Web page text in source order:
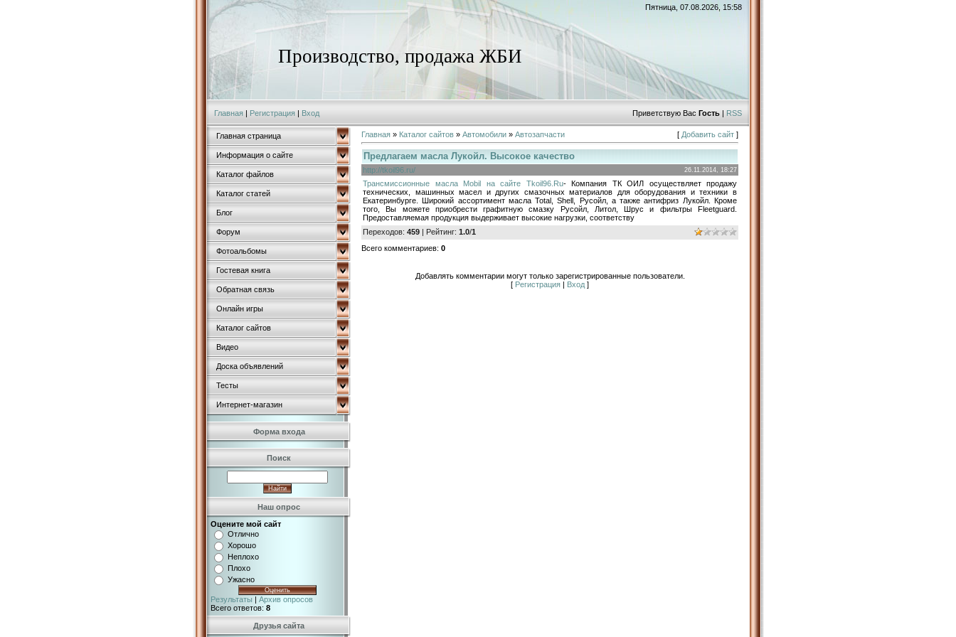
Пятница, 07.08.2026, 15:58
Производство, продажа ЖБИ
Главная | Регистрация | Вход Приветствую Вас Гость | RSS
Главная страница
Информация о сайте
Каталог файлов
Каталог статей
Блог
Форум
Фотоальбомы
Гостевая книга
Обратная связь
Онлайн игры
Каталог сайтов
Видео
Доска объявлений
Тесты
Интернет-магазин
Форма входа
Поиск
Наш опрос
Оцените мой сайт
Отлично
Хорошо
Неплохо
Плохо
Ужасно
Результаты | Архив опросов
Всего ответов: 8
Друзья сайта
Главная » Каталог сайтов » Автомобили » Автозапчасти [ Добавить сайт ]
Предлагаем масла Лукойл. Высокое качество
http://tkoil96.ru/ 26.11.2014, 18:27
Трансмиссионные масла Mobil на сайте Tkoil96.Ru- Компания ТК ОИЛ осуществляет продажу
технических, машинных масел и других смазочных материалов для оборудования и техники в
Екатеринбурге. Широкий ассортимент масла Total, Shell, Русойл, а также антифриз Лукойл. Кроме
того, Вы можете приобрести графитную смазку Русойл, Литол, Шрус и фильтры Fleetguard.
Предоставляемая продукция выдерживает высокие нагрузки, соответству
Переходов: 459 | Рейтинг: 1.0/1
Всего комментариев: 0
Добавлять комментарии могут только зарегистрированные пользователи.
[ Регистрация | Вход ]